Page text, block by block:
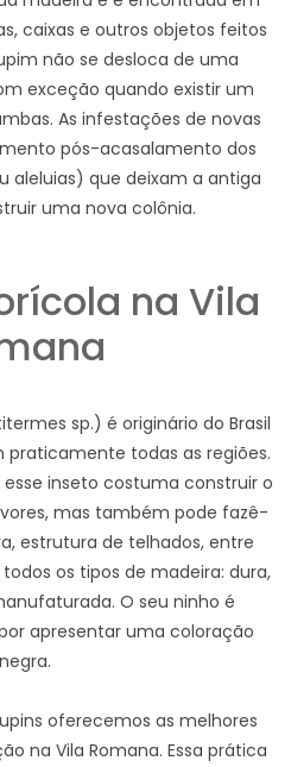
caixas e outros objetos feitos
não se desloca de uma
exceção quando existir um
As infestações de novas
pós-acasalamento dos
aleluias) que deixam a antiga
uma nova colônia.
na Vila
sp.) é originário do Brasil
todas as regiões.
inseto costuma construir o
mas também pode fazê-
estrutura de telhados, entre
os tipos de madeira: dura,
O seu ninho é
apresentar uma coloração
negra.
oferecemos as melhores
na Vila Romana. Essa prática